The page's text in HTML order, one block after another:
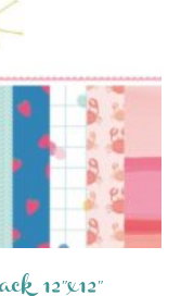
12″x12″